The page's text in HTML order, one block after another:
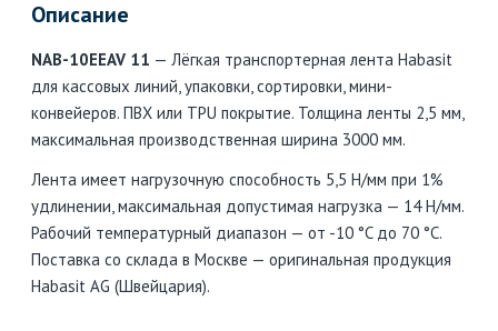
Описание
NAB-10EEAV 11 — Лёгкая транспортерная лента Habasit
для кассовых линий, упаковки, сортировки, мини-
конвейеров. ПВХ или TPU покрытие. Толщина ленты 2,5 мм,
максимальная производственная ширина 3000 мм.
Лента имеет нагрузочную способность 5,5 Н/мм при 1%
удлинении, максимальная допустимая нагрузка — 14 Н/мм.
Рабочий температурный диапазон — от -10 °C до 70 °C.
Поставка со склада в Москве — оригинальная продукция
Habasit AG (Швейцария).